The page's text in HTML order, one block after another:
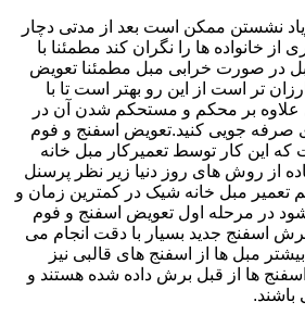
نشستن ممکن است بعد از مدتی دچار
از خانواده ها را نگران کند مطمئنا با
در صورت خرابی مبل مطمئنا تعویض
تر است از این رو بهتر است تا با
بر محکم و مستحکم شدن آن در
صرفه جویی کنید.تعویض اسفنج و فوم
این کار توسط تعمیرکار مبل خانه
از روش های روز دنیا زیر نظر پرسنل
تعمیر مبل خانه شیک در کمترین زمان و
در مرحله اول تعویض اسفنج و فوم
اسفنج جدید بسیار با دقت انجام می
مبل ها از اسفنج های قالبی نیز
ها از قبل برش داده شده هستند و
باشند.